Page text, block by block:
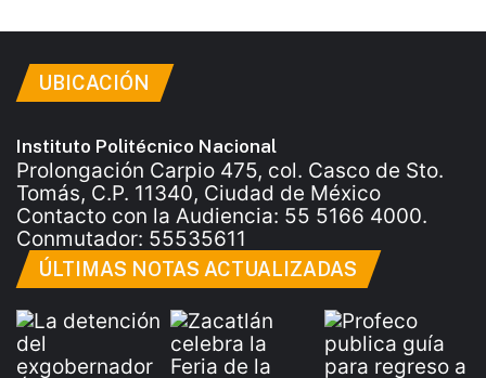
UBICACIÓN
Instituto Politécnico Nacional
Prolongación Carpio 475, col. Casco de Sto.
Tomás, C.P. 11340, Ciudad de México
Contacto con la Audiencia: 55 5166 4000.
Conmutador: 55535611
ÚLTIMAS NOTAS ACTUALIZADAS